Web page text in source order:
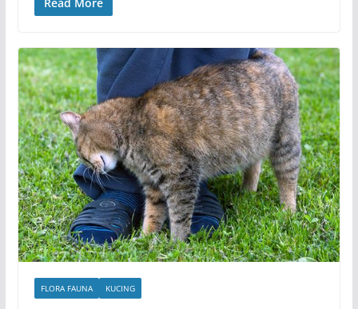
Read More
FLORA FAUNA KUCING